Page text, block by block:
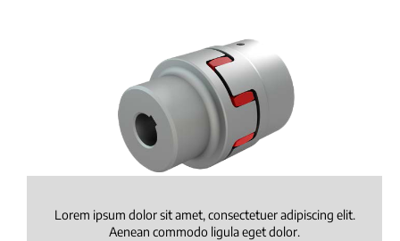
Lorem ipsum dolor sit amet, consectetuer adipiscing elit.
Aenean commodo ligula eget dolor.